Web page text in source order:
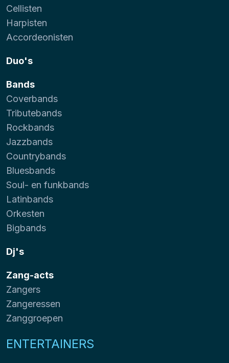
Cellisten
Harpisten
Accordeonisten
Duo's
Bands
Coverbands
Tributebands
Rockbands
Jazzbands
Countrybands
Bluesbands
Soul- en funkbands
Latinbands
Orkesten
Bigbands
Dj's
Zang-acts
Zangers
Zangeressen
Zanggroepen
ENTERTAINERS